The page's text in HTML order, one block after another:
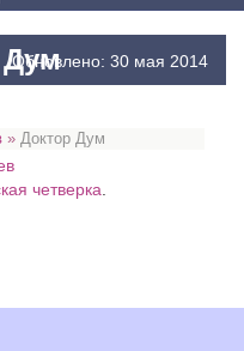
Дум
Обновлено: 30 мая 2014
» Доктор Дум
четверка